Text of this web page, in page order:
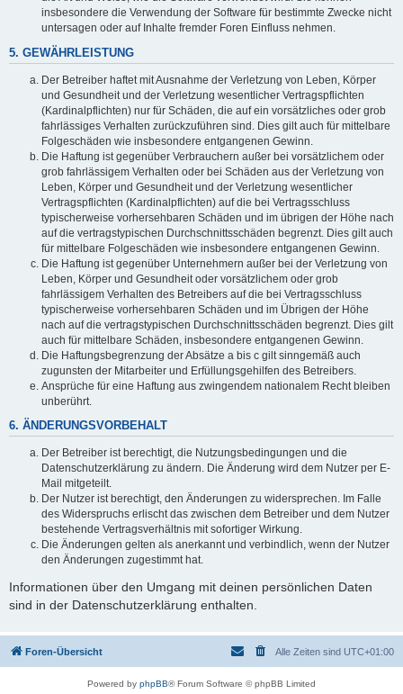
insbesondere die Verwendung der Software für bestimmte Zwecke nicht
untersagen oder auf Inhalte fremder Foren Einfluss nehmen.
5. GEWÄHRLEISTUNG
Der Betreiber haftet mit Ausnahme der Verletzung von Leben, Körper
und Gesundheit und der Verletzung wesentlicher Vertragspflichten
(Kardinalpflichten) nur für Schäden, die auf ein vorsätzliches oder grob
fahrlässiges Verhalten zurückzuführen sind. Dies gilt auch für mittelbare
Folgeschäden wie insbesondere entgangenen Gewinn.
Die Haftung ist gegenüber Verbrauchern außer bei vorsätzlichem oder
grob fahrlässigem Verhalten oder bei Schäden aus der Verletzung von
Leben, Körper und Gesundheit und der Verletzung wesentlicher
Vertragspflichten (Kardinalpflichten) auf die bei Vertragsschluss
typischerweise vorhersehbaren Schäden und im übrigen der Höhe nach
auf die vertragstypischen Durchschnittsschäden begrenzt. Dies gilt auch
für mittelbare Folgeschäden wie insbesondere entgangenen Gewinn.
Die Haftung ist gegenüber Unternehmern außer bei der Verletzung von
Leben, Körper und Gesundheit oder vorsätzlichem oder grob
fahrlässigem Verhalten des Betreibers auf die bei Vertragsschluss
typischerweise vorhersehbaren Schäden und im Übrigen der Höhe
nach auf die vertragstypischen Durchschnittsschäden begrenzt. Dies gilt
auch für mittelbare Schäden, insbesondere entgangenen Gewinn.
Die Haftungsbegrenzung der Absätze a bis c gilt sinngemäß auch
zugunsten der Mitarbeiter und Erfüllungsgehilfen des Betreibers.
Ansprüche für eine Haftung aus zwingendem nationalem Recht bleiben
unberührt.
6. ÄNDERUNGSVORBEHALT
Der Betreiber ist berechtigt, die Nutzungsbedingungen und die
Datenschutzerklärung zu ändern. Die Änderung wird dem Nutzer per E-
Mail mitgeteilt.
Der Nutzer ist berechtigt, den Änderungen zu widersprechen. Im Falle
des Widerspruchs erlischt das zwischen dem Betreiber und dem Nutzer
bestehende Vertragsverhältnis mit sofortiger Wirkung.
Die Änderungen gelten als anerkannt und verbindlich, wenn der Nutzer
den Änderungen zugestimmt hat.
Informationen über den Umgang mit deinen persönlichen Daten
sind in der Datenschutzerklärung enthalten.
Foren-Übersicht Alle Zeiten sind UTC+01:00
Powered by phpBB® Forum Software © phpBB Limited